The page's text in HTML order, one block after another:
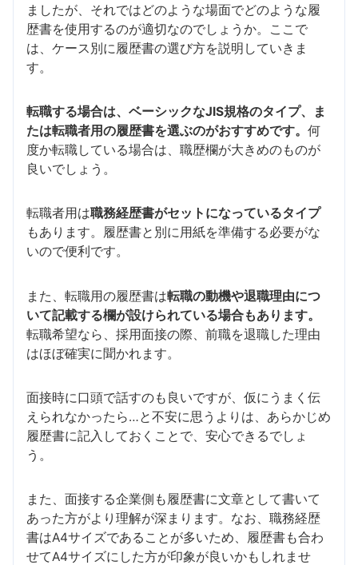
ましたが、それではどのような場面でどのような履
歴書を使用するのが適切なのでしょうか。ここで
は、ケース別に履歴書の選び方を説明していきま
す。
転職する場合は、ベーシックなJIS規格のタイプ、ま
たは転職者用の履歴書を選ぶのがおすすめです。 何
度か転職している場合は、職歴欄が大きめのものが
良いでしょう。
転職者用は職務経歴書がセットになっているタイプ
もあります。履歴書と別に用紙を準備する必要がな
いので便利です。
また、転職用の履歴書は転職の動機や退職理由につ
いて記載する欄が設けられている場合もあります。
転職希望なら、採用面接の際、前職を退職した理由
はほぼ確実に聞かれます。
面接時に口頭で話すのも良いですが、仮にうまく伝
えられなかったら…と不安に思うよりは、あらかじめ
履歴書に記入しておくことで、安心できるでしょ
う。
また、面接する企業側も履歴書に文章として書いて
あった方がより理解が深まります。なお、職務経歴
書はA4サイズであることが多いため、履歴書も合わ
せてA4サイズにした方が印象が良いかもしれませ